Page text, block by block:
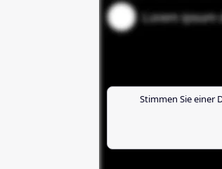
Stimmen Sie einer